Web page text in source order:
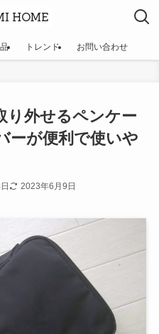
トレンド お問い合わせ
り外せるペンケー
ーが便利で使いや
2023年6月9日